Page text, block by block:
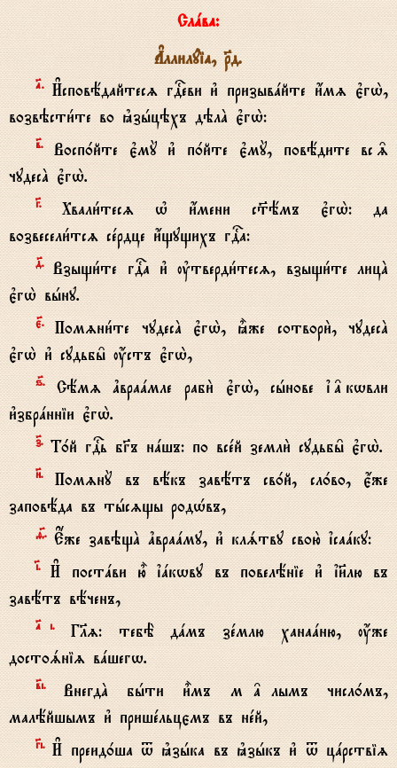
Слaва:
Ґллилyіа, Rд.
№.И#сповёдайтесz гDеви и3 призывaйте и4мz є3гw2,
возвэсти1те во kзhцэхъ дэлA є3гw2:
в7.Восп0йте є3мY и3 п0йте є3мY, повёдите вс‰
чудесA є3гw2.
G.Хвали1тесz њ и4мени с™ёмъ є3гw2: да
возвесели1тсz сeрдце и4щущихъ гDа:
д7.Взыщи1те гDа и3 ўтверди1тесz, взыщи1те лицA
є3гw2 вhну.
є7.Помzни1те чудесA є3гw2, ±же сотвори2, чудесA
є3гw2 и3 судьбы6 ќстъ є3гw2,
ѕ7.Сёмz ґвраaмле раби2 є3гw2, сhнове ї†кwвли
и3збрaнніи є3гw2.
з7.Т0й гDь бGъ нaшъ: по всeй земли2 судьбы6 є3гw2.
}.ПомzнY въ вёкъ завётъ св0й, сл0во, є4же
заповёда въ тhсzщы родHвъ,
f7.Е$же завэщA ґвраaму, и3 клsтву свою2 їсаaку:
‹.И# постaви ю5 їaкwву въ повелёніе и3 ї}лю въ
завётъ вёченъ,
№i.Гlz: тебЁ дaмъ зeмлю ханаaню, ќже
достоsніz вaшегw.
в7i.ВнегдA бhти и5мъ м†лымъ числ0мъ,
малёйшымъ и3 пришeльцємъ въ нeй,
Gi.И# преид0ша t kзhка въ kзhкъ и3 t цaрствіz